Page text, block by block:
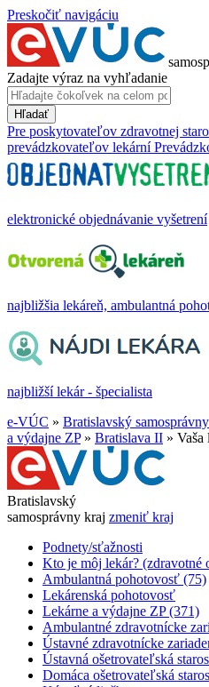
Preskočiť navigáciu
Zadajte výraz na vyhľadanie
Hľadať
Pre poskytovateľov zdravotnej
prevádzkovateľov lekární
elektronické objednávanie vyšetrení
najbližšia lekáreň, ambulantná
najbližší lekár - špecialista
e-VÚC » Bratislavský
a výdajne ZP» Bratislava II » Vaša
Bratislavský
samosprávny kraj zmeniť kraj
Podnety/sťažnosti
Kto je môj lekár? (zdravotné
Ambulantná pohotovosť (75)
Lekárenská pohotovosť
Lekárne a výdajne ZP (371)
Ambulantné zdravotnícke
Ústavné zdravotnícke
Ústavná ošetrovateľská
Domáca ošetrovateľská